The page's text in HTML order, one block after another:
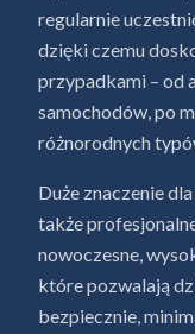
regularnie
dzięki czemu
przypadkami – od
samochodów, po
różnorodnych
Duże znaczenie
także
nowoczesne,
które pozwalają
bezpiecznie,